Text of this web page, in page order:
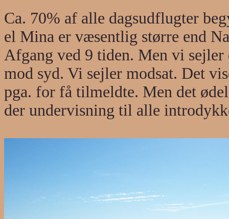
Ca. 70% af alle dagsudflugter
el Mina er væsentlig større end
Afgang ved 9 tiden. Men vi
mod syd. Vi sejler modsat. Det
pga. for få tilmeldte. Men det
der undervisning til alle